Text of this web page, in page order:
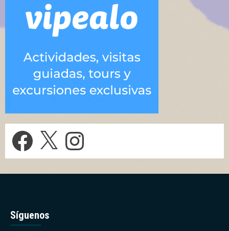
Facebook Instagram
Síguenos